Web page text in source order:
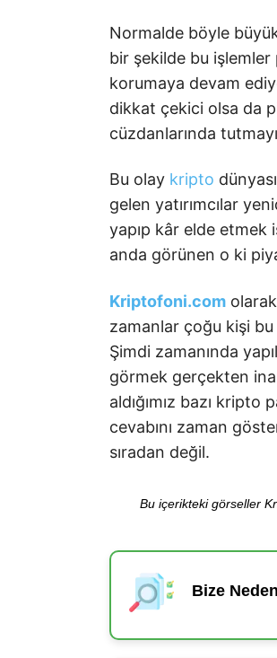
Normalde böyle
bir şekilde bu
korumaya devam
dikkat çekici olsa da
cüzdanlarında
Bu olay kripto
gelen yatırımcılar
yapıp kâr elde etmek
anda görünen o ki
Kriptofoni.com
zamanlar çoğu kişi
Şimdi zamanında
görmek gerçekten
aldığımız bazı
cevabını zaman
sıradan değil.
Bu içerikteki görseller
Bize